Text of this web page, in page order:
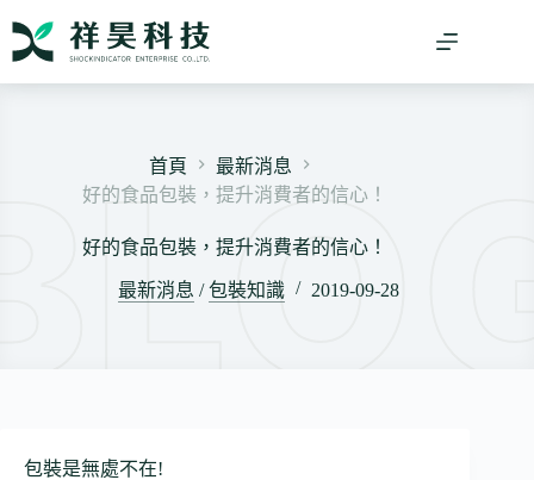
首頁
最新消息
好的食品包裝，提升消費者的信心！
好的食品包裝，提升消費者的信心！
最新消息 /包裝知識 2019-09-28
包裝是無處不在!